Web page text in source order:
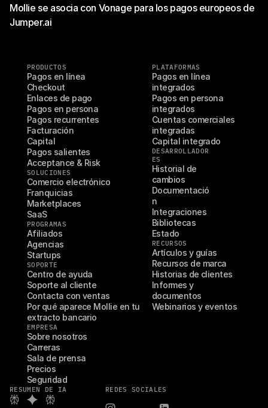
Mollie se asocia con Vonage para los pagos europeos de
Jumper.ai
PRODUCTOS
Pagos en línea
Checkout
Enlaces de pago
Pagos en persona
Pagos recurrentes
Facturación
Capital
Pagos salientes
Acceptance & Risk
SOLUCIONES
Comercio electrónico
Franquicias
Marketplaces
SaaS
PROGRAMAS
Afiliados
Agencias
Startups
SOPORTE
Centro de ayuda
Soporte al cliente
Contacta con ventas
Por qué aparece Mollie en tu
extracto bancario
EMPRESA
Sobre nosotros
Carreras
Sala de prensa
Precios
Seguridad
PLATAFORMAS
Pagos en línea
integrados
Pagos en persona
integrados
Cuentas comerciales
integradas
Capital integrado
DESARROLLADOR
ES
Historial de
cambios
Documentació
n
Integraciones
Bibliotecas
Estado
RECURSOS
Artículos y guías
Recursos de marca
Historias de clientes
Informes y
documentos
Webinarios y eventos
RESUMEN DE IA REDES SOCIALES